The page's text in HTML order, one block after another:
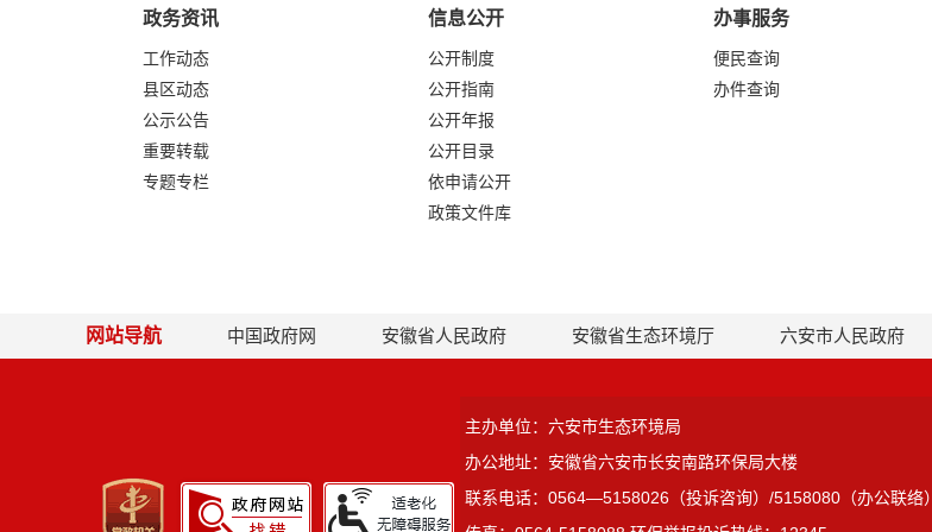
政务资讯
工作动态
县区动态
公示公告
重要转载
专题专栏
信息公开
公开制度
公开指南
公开年报
公开目录
依申请公开
政策文件库
办事服务
便民查询
办件查询
网站导航 中国政府网 安徽省人民政府 安徽省生态环境厅 六安市人民政府
主办单位：六安市生态环境局
办公地址：安徽省六安市长安南路环保局大楼
联系电话：0564—5158026（投诉咨询）/5158080（办公联络）